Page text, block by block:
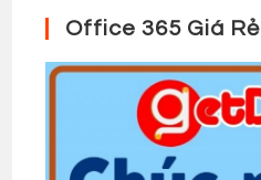
Office 365 Giá Rẻ